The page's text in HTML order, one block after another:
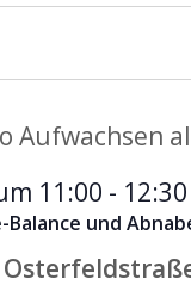
Balance und
11:00 - 12:30